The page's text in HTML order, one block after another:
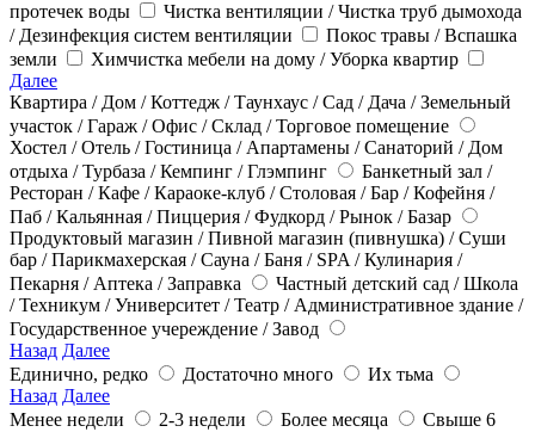
протечек воды
Чистка вентиляции / Чистка труб дымохода
/ Дезинфекция систем вентиляции
Покос травы / Вспашка
земли
Химчистка мебели на дому / Уборка квартир
Далее
Квартира / Дом / Коттедж / Таунхаус / Сад / Дача / Земельный
участок / Гараж / Офис / Склад / Торговое помещение
Хостел / Отель / Гостиница / Апартамены / Санаторий / Дом
отдыха / Турбаза / Кемпинг / Глэмпинг
Банкетный зал /
Ресторан / Кафе / Караоке-клуб / Столовая / Бар / Кофейня /
Паб / Кальянная / Пиццерия / Фудкорд / Рынок / Базар
Продуктовый магазин / Пивной магазин (пивнушка) / Суши
бар / Парикмахерская / Сауна / Баня / SPA / Кулинария /
Пекарня / Аптека / Заправка
Частный детский сад / Школа
/ Техникум / Университет / Театр / Административное здание /
Государственное учереждение / Завод
Назад Далее
Единично, редко
Достаточно много
Их тьма
Назад Далее
Менее недели
2-3 недели Более месяца
Свыше 6